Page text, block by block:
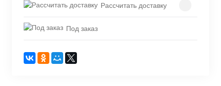
Рассчитать доставку
Под заказ